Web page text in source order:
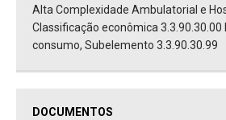
Alta Complexidade Ambulatorial e
Classificação econômica 3.3.90.30.00
consumo, Subelemento 3.3.90.30.99
DOCUMENTOS